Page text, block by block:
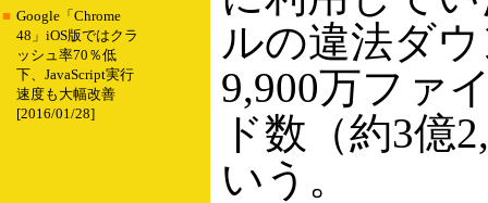
■ Google「Chrome
48」iOS版ではクラ
ッシュ率70％低
下、JavaScript実行
速度も大幅改善
[2016/01/28]
ルの違法ダ
9,900万ファ
ド数（約3億
いう。